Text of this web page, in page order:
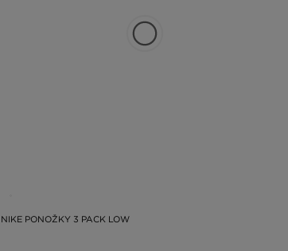
NIKE PONOŽKY 3 PACK LOW